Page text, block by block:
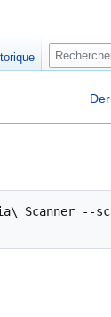
Scanner --
R
e
e
h
e